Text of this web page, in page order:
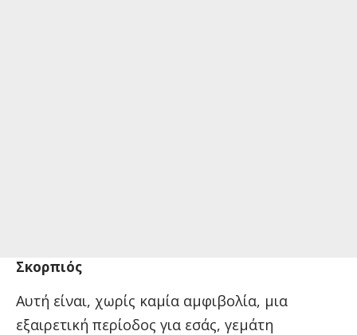
Σκορπιός
Αυτή είναι, χωρίς καμία αμφιβολία, μια
εξαιρετική περίοδος για εσάς, γεμάτη